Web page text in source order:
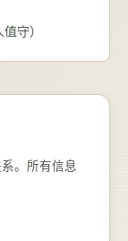
守）
。所有信息